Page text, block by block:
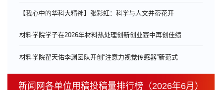
【我心中的华科大精神】张彩虹：科学与人文并蒂花开
材料学院学子在2026年材料热处理创新创业赛中再创佳绩
材料学院翟天佑李渊团队开创“注意力视觉传感器”新范式
新闻网各单位用稿投稿量排行榜（2026年6月）